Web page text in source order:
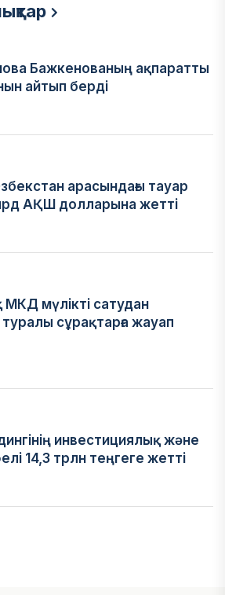
Бажкенованың ақпаратты
айтып берді
арасындағы тауар
АҚШ долларына жетті
мүлікті сатудан
сұрақтарға жауап
инвестициялық және
14,3 трлн теңгеге жетті